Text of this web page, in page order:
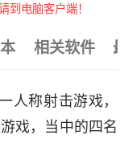
电脑客户端！
相关软件 最
称射击游戏，
戏，当中的四名